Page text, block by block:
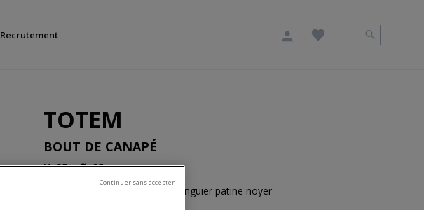
Recrutement
TOTEM
BOUT DE CANAPÉ
H. 35 x ∅. 35 cm
Bout de canapé en Bois de Manguier patine noyer
Continuer sans accepter